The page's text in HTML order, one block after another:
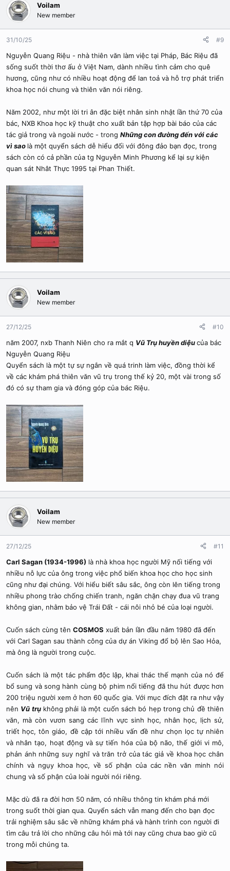
Voilam
New member
31/10/25 #9
Nguyễn Quang Riệu - nhà thiên văn làm việc tại Pháp, Bác Riệu đã
sống suốt thời thơ ấu ở Việt Nam, dành nhiều tình cảm cho quê
hương, cũng như có nhiều hoạt động để lan toả và hỗ trợ phát triển
khoa học nói chung và thiên văn nói riêng.
Năm 2002, như một lời tri ân đặc biệt nhân sinh nhật lần thứ 70 của
bác, NXB Khoa học kỹ thuật cho xuất bản tập hợp bài báo của các
tác giả trong và ngoài nước - trong Những con đường đến với các
vì sao là một quyển sách dễ hiểu đối với đông đảo bạn đọc, trong
sách còn có cả phần của tg Nguyễn Minh Phương kể lại sự kiện
quan sát Nhât Thực 1995 tại Phan Thiết.
Voilam
New member
27/12/25 #10
năm 2007, nxb Thanh Niên cho ra mắt q Vũ Trụ huyền diệucủa bác
Nguyễn Quang Riệu
Quyển sách là một tự sự ngắn về quá trinh làm việc, đồng thời kể
về các khám phá thiên văn vũ trụ trong thế kỷ 20, một vài trong số
đó có sự tham gia và đóng góp của bác Riệu.
Voilam
New member
27/12/25 #11
Carl Sagan (1934-1996) là nhà khoa học người Mỹ nối tiếng với
nhiều nỗ lực của ông trong việc phổ biến khoa học cho học sinh
cũng như đại chúng. Với hiểu biết sâu sắc, ông còn lên tiếng trong
nhiều phong trào chống chiến tranh, ngăn chặn chạy đua vũ trang
không gian, nhằm bảo vệ Trái Đất - cái nôi nhỏ bé của loại người.
Cuốn sách cùng tên COSMOS xuất bản lần đầu năm 1980 đã đến
với Carl Sagan sau thành công của dự án Viking đổ bộ lên Sao Hỏa,
mà ông là người trong cuộc.
Cuốn sách là một tác phẩm độc lập, khai thác thế mạnh của nó để
bổ sung và song hành cùng bộ phim nổi tiếng đã thu hút được hơn
200 triệu người xem ở hơn 60 quốc gia. Với mục đích đặt ra như vậy
nên Vũ trụkhông phải là một cuốn sách bó hẹp trong chủ đề thiên
văn, mà còn vươn sang các lĩnh vực sinh học, nhân học, lịch sử,
triết học, tôn giáo, đề cập tới nhiều vấn đề như chọn lọc tự nhiên
và nhân tạo, hoạt động và sự tiến hóa của bộ não, thế giới vi mô,
phản ánh những suy nghĩ và trăn trở của tác giả về khoa học chân
chính và ngụy khoa học, về số phận của các nền văn minh nói
chung và số phận của loài người nói riêng.​
Mặc dù đã ra đời hơn 50 năm, có nhiều thông tin khám phá mới
trong suốt thời gian qua. Quyển sách vẫn mang đến cho bạn đọc
trải nghiệm sâu sắc về những khám phá và hành trình con người đi
tìm câu trả lời cho những câu hỏi mà tới nay cũng chưa bao giờ cũ
trong mỗi chúng ta.